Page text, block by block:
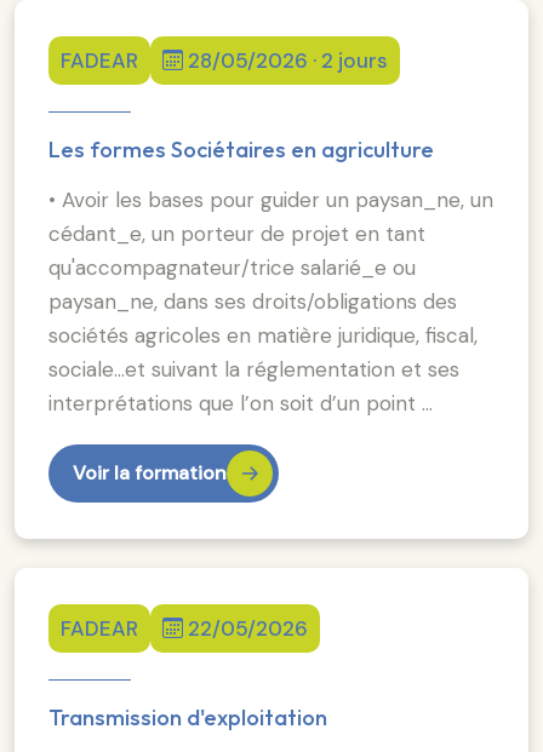
FADEAR 28/05/2026 · 2 jours
Les formes Sociétaires en agriculture
• Avoir les bases pour guider un paysan_ne, un
cédant_e, un porteur de projet en tant
qu'accompagnateur/trice salarié_e ou
paysan_ne, dans ses droits/obligations des
sociétés agricoles en matière juridique, fiscal,
sociale…et suivant la réglementation et ses
interprétations que l’on soit d’un point …
Voir la formation
FADEAR 22/05/2026
Transmission d'exploitation